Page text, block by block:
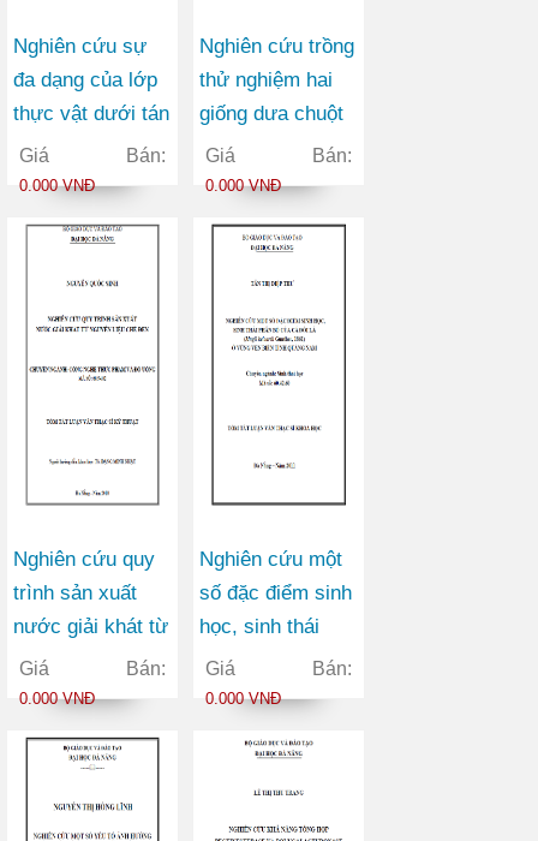
Nghiên cứu sự
đa dạng của lớp
thực vật dưới tán
rừng tại Khu bảo
tồn loài và sinh
Lạc - Chợ Đồn -
Bắc Kạn
Giá Bán:
0.000 VNĐ
Nghiên cứu trồng
thử nghiệm hai
giống dưa chuột
bao tử mirabelle
và mimoza trong
thái vụ đông xuân
tại xã Hòa Tiên
thành phố Đà
Nẵng
Giá Bán:
0.000 VNĐ
Nghiên cứu quy
trình sản xuất
nước giải khát từ
nguyên liệu chè
đen
Giá Bán:
0.000 VNĐ
Nghiên cứu một
số đặc điểm sinh
học, sinh thái
phân bố của cá
đối lá (Mugil
1861) ở vùng ven
biển tỉnh Quảng
Nam
Giá Bán:
0.000 VNĐ